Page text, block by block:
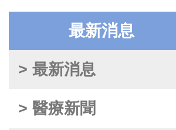
最新消息
> 最新消息
> 醫療新聞